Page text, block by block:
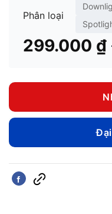
Phân loại
299.000 ₫